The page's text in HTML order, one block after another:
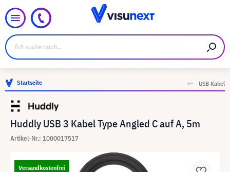
Startseite USB Kabel
Huddly USB 3 Kabel Type Angled C auf A, 5m
Artikel-Nr.: 1000017517
Versandkostenfrei